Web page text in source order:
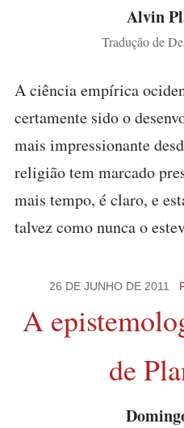
Alvin
Tradução de
A ciência empírica
certamente sido o
mais impressionante
religião tem marcado
mais tempo, é claro, e
talvez como nunca o
26 DE JUNHO DE 2011
A
de